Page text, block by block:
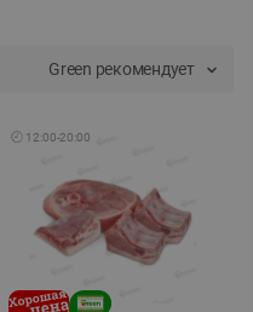
Green рекомендует
🕘 12:00-20:00